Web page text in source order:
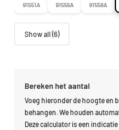
Bereken het aantal
Voeg hieronder de hoogte en
behangen. We houden
Deze calculator is een
91551A 91556A 91558A
Show all (6)